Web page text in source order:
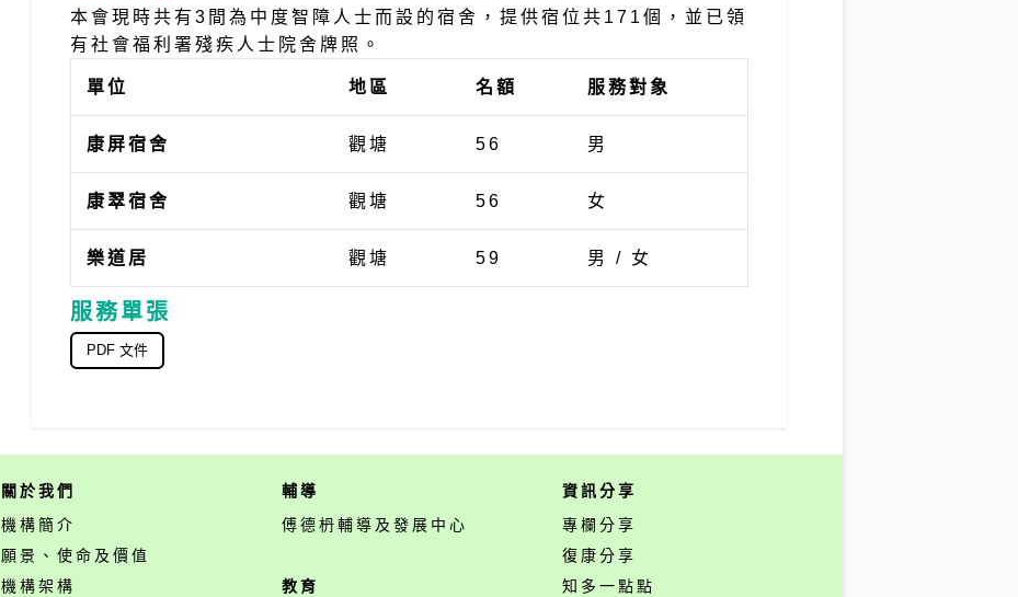
本會現時共有3間為中度智障人士而設的宿舍，提供宿位共171個，並已領
有社會福利署殘疾人士院舍牌照。
單位 地區 名額 服務對象
康屏宿舍 觀塘 56 男
康翠宿舍 觀塘 56 女
樂道居 觀塘 59 男 / 女
服務單張
PDF 文件
關於我們
機構簡介
願景、使命及價值
機構架構
輔導
傅德枬輔導及發展中心
教育
資訊分享
專欄分享
復康分享
知多一點點